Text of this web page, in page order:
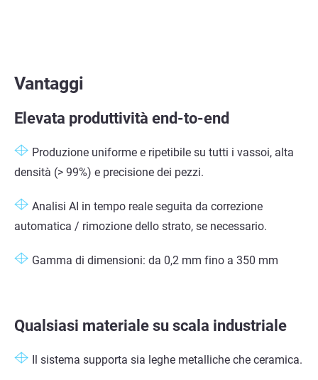
Vantaggi
Elevata produttività end-to-end
Produzione uniforme e ripetibile su tutti i vassoi, alta
densità (> 99%) e precisione dei pezzi.
Analisi AI in tempo reale seguita da correzione
automatica / rimozione dello strato, se necessario.
Gamma di dimensioni: da 0,2 mm fino a 350 mm
Qualsiasi materiale su scala industriale
Il sistema supporta sia leghe metalliche che ceramica.